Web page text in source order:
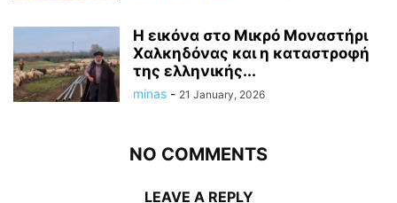
Η εικόνα στο Μικρό Μοναστήρι
Χαλκηδόνας και η καταστροφή
της ελληνικής...
minas - 21 January, 2026
NO COMMENTS
LEAVE A REPLY